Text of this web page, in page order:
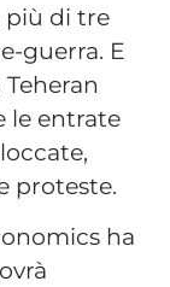
più di tre
guerra. E
le entrate
proteste.
ha